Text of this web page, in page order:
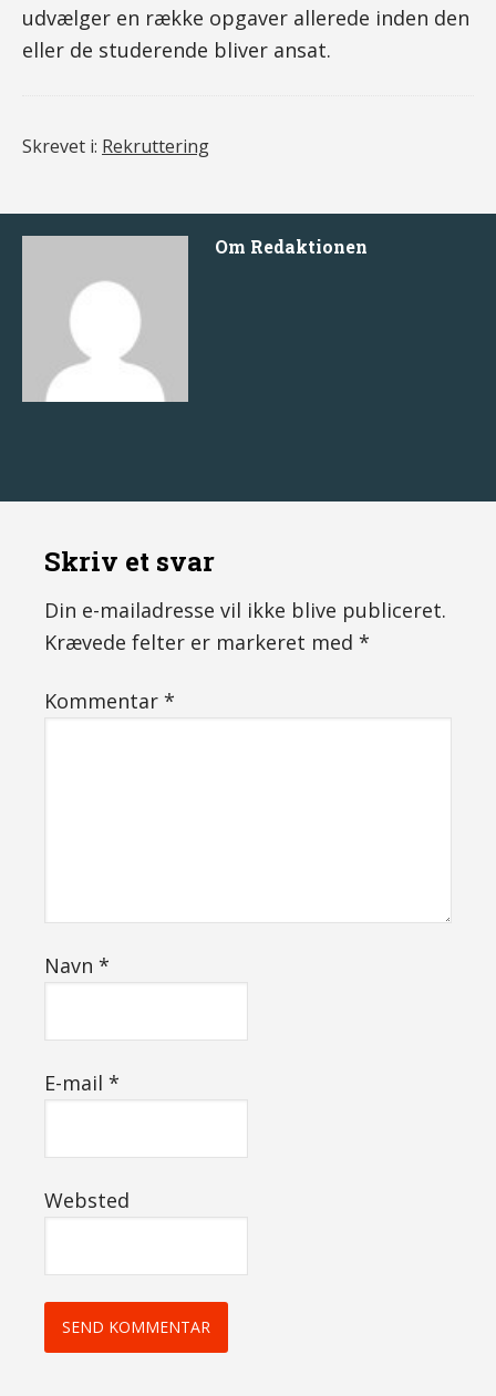
udvælger en række opgaver allerede inden den
eller de studerende bliver ansat.
Skrevet i: Rekruttering
Om Redaktionen
Skriv et svar
Din e-mailadresse vil ikke blive publiceret.
Krævede felter er markeret med *
Kommentar *
Navn *
E-mail *
Websted